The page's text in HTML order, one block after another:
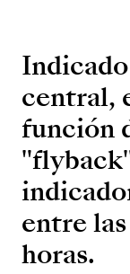
central,
función
entre
horas.